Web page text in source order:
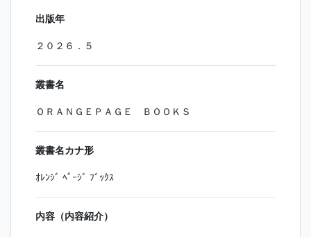
出版年
２０２６．５
叢書名
ＯＲＡＮＧＥＰＡＧＥ ＢＯＯＫＳ
叢書名カナ形
ｵﾚﾝｼﾞ ﾍﾟｰｼﾞ ﾌﾞｯｸｽ
内容（内容紹介）